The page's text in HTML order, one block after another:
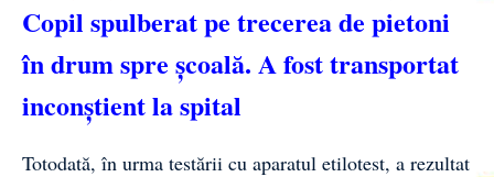
Copil spulberat pe trecerea de pietoni
în drum spre școală. A fost transportat
inconștient la spital
Totodată, în urma testării cu aparatul etilotest, a rezultat